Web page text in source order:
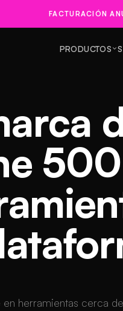
FACTURACIÓN
PRODUCTOS
en herramientas cerca